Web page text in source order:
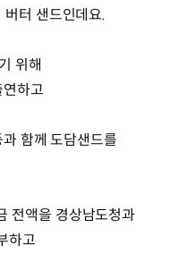
터 샌드인데요.
위해
하고
함께 도담샌드를
전액을 경상남도청과
하고